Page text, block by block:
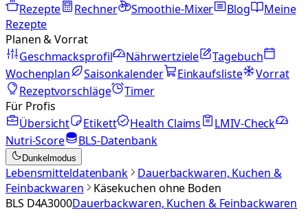
Rezepte
Rechner Smoothie-Mixer Blog
Meine
Rezepte
Planen & Vorrat
Geschmacksprofil
Nährwertziele
Tagebuch
Wochenplan
Saisonkalender Einkaufsliste
Vorrat
Rezeptvorschläge
Timer
Für Profis
Übersicht
Etikett Health Claims
LMIV-Check
Nutri-Score
BLS-Datenbank
Dunkelmodus
Lebensmitteldatenbank
Dauerbackwaren, Kuchen &
Feinbackwaren
Käsekuchen ohne Boden
BLS D4A3000Dauerbackwaren, Kuchen & Feinbackwaren